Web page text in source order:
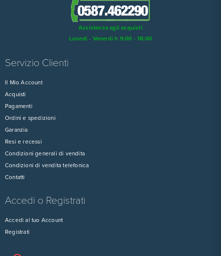
Assistenza agli acquisti
Lunedi - Venerdi h 9:00 - 18:00
Servizio Clienti
Il Mio Account
Acquisti
Pagamenti
Ordini e spedizioni
Garanzia
Resi e recessi
Condizioni generali di vendita
Condizioni di vendita telefonica
Contatti
Accedi o Registrati
Accedi al tuo Account
Registrati